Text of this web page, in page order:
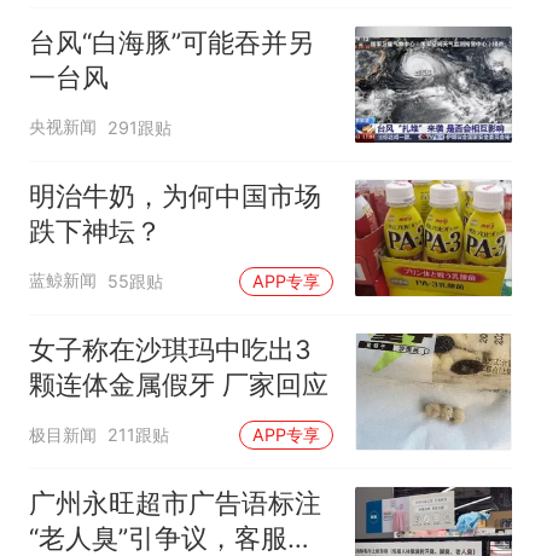
台风“白海豚”可能吞并另
一台风
央视新闻 291跟贴
明治牛奶，为何中国市场
跌下神坛？
蓝鲸新闻 55跟贴 APP专享
女子称在沙琪玛中吃出3
颗连体金属假牙 厂家回应
极目新闻 211跟贴 APP专享
广州永旺超市广告语标注
“老人臭”引争议，客服回